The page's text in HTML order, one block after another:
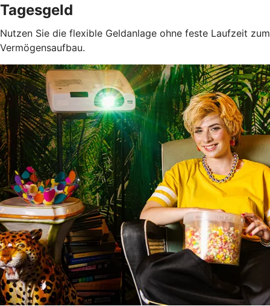
Tagesgeld
Nutzen Sie die flexible Geldanlage ohne feste Laufzeit zum
Vermögensaufbau.